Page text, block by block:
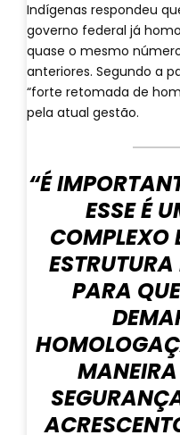
Indígenas respondeu
governo federal já
quase o mesmo
anteriores. Segundo a
“forte retomada de
pela atual gestão.
“É
ESSE É
COMPLEXO
PARA
MANEIRA